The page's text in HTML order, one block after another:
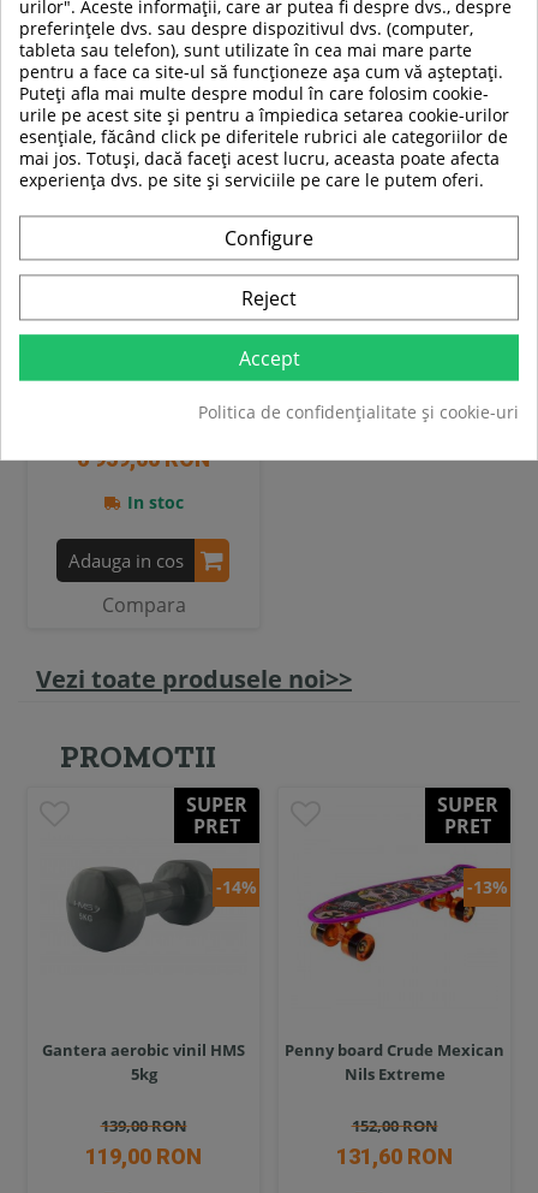
Compara Compara
SUPER
PRET
-21%
Aparat multifunctional HMS
ATLAS X2
6 959,00 RON
In stoc
Adauga in cos
Compara
Vezi toate produsele noi>>
PROMOTII
SUPER
PRET
-14%
Gantera aerobic vinil HMS
5kg
139,00 RON
119,00 RON
SUPER
PRET
-13%
Penny board Crude Mexican
Nils Extreme
152,00 RON
131,60 RON
urilor". Aceste informații, care ar putea fi despre dvs., despre
preferințele dvs. sau despre dispozitivul dvs. (computer,
tableta sau telefon), sunt utilizate în cea mai mare parte
pentru a face ca site-ul să funcționeze așa cum vă așteptați.
Puteți afla mai multe despre modul în care folosim cookie-
urile pe acest site și pentru a împiedica setarea cookie-urilor
esențiale, făcând click pe diferitele rubrici ale categoriilor de
mai jos. Totuși, dacă faceți acest lucru, aceasta poate afecta
experiența dvs. pe site și serviciile pe care le putem oferi.
Configure
Reject
Accept
Politica de confidențialitate și cookie-uri